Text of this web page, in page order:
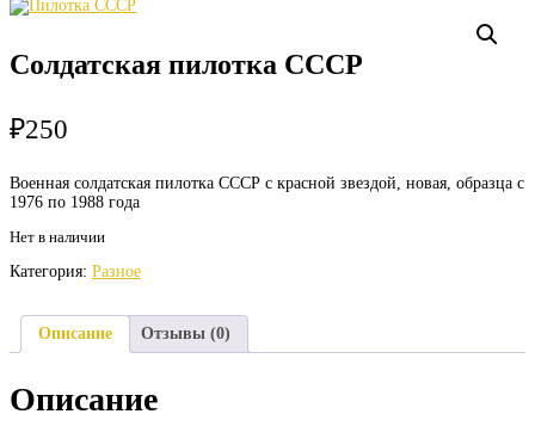
Солдатская пилотка СССР
₽250
Военная солдатская пилотка СССР с красной звездой, новая, образца с
1976 по 1988 года
Нет в наличии
Категория: Разное
Описание Отзывы (0)
Описание